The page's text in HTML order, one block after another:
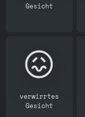
Gesicht
😖
verwirrtes
Gesicht